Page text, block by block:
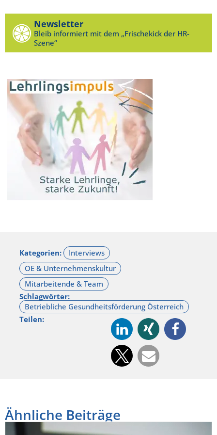
Newsletter
Bleib informiert mit dem „Frischekick der HR-
Szene“
Kategorien:
Schlagwörter:
Teilen:
Ähnliche Beiträge